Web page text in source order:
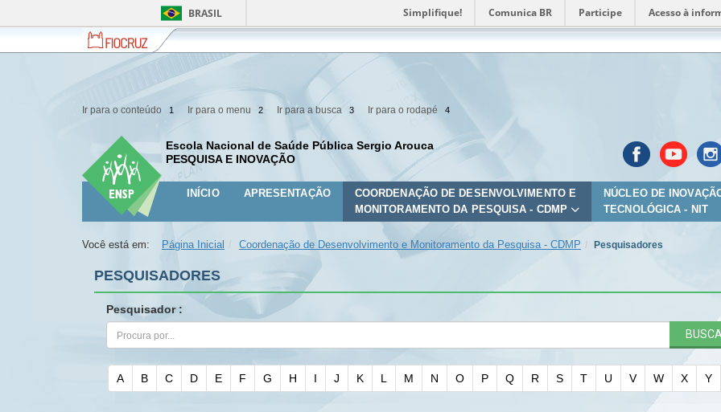
BRASIL Simplifique! Comunica BR Participe Acesso à
Fiocruz
Fale
com
Ir para o conteúdo 1 Ir para o menu 2 Ir para a busca 3 Ir para o rodapé 4
Escola Nacional de Saúde Pública Sergio Arouca
PESQUISA E INOVAÇÃO
INÍCIO APRESENTAÇÃO
COORDENAÇÃO DE DESENVOLVIMENTO E
MONITORAMENTO DA PESQUISA - CDMP
NÚCLEO DE
TECNOLÓGICA - NIT
Você está em: Página Inicial Coordenação de Desenvolvimento e Monitoramento da Pesquisa - CDMP Pesquisadores
PESQUISADORES
Pesquisador :
A B C D E F G H I J K L M N O P Q R S T U V W X Y